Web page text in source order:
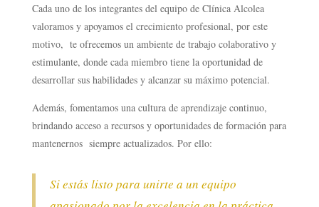
Cada uno de los integrantes del equipo de Clínica Alcolea
valoramos y apoyamos el crecimiento profesional, por este
motivo, te ofrecemos un ambiente de trabajo colaborativo y
estimulante, donde cada miembro tiene la oportunidad de
desarrollar sus habilidades y alcanzar su máximo potencial.
Además, fomentamos una cultura de aprendizaje continuo,
brindando acceso a recursos y oportunidades de formación para
mantenernos siempre actualizados. Por ello:
Si estás listo para unirte a un equipo